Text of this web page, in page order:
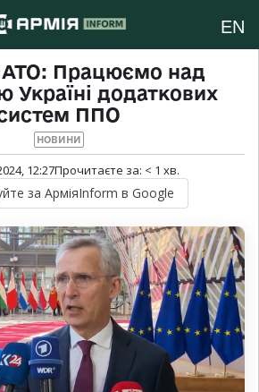
EN
Працюємо над
Україні додаткових
ППО
НОВИНИ
12:27Прочитаєте за: < 1 хв.
за АрміяInform в Google